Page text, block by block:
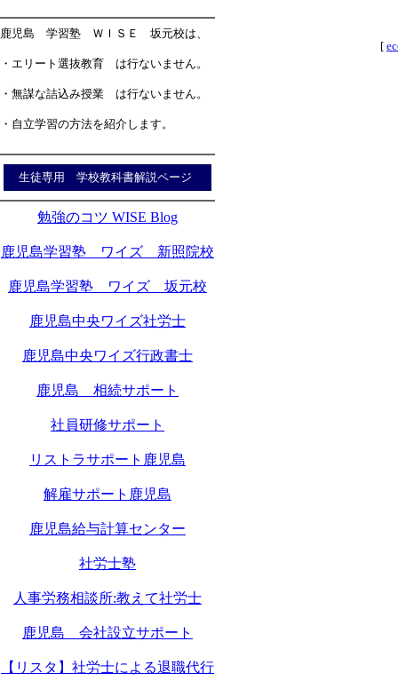
鹿児島 学習塾 ＷＩＳＥ 坂元校は、
・エリート選抜教育 は行ないません。
・無謀な詰込み授業 は行ないません。
・自立学習の方法を紹介します。
生徒専用 学校教科書解説ページ
勉強のコツ WISE Blog
鹿児島学習塾 ワイズ 新照院校
鹿児島学習塾 ワイズ 坂元校
鹿児島中央ワイズ社労士
鹿児島中央ワイズ行政書士
鹿児島 相続サポート
社員研修サポート
リストラサポート鹿児島
解雇サポート鹿児島
鹿児島給与計算センター
社労士塾
人事労務相談所:教えて社労士
鹿児島 会社設立サポート
【リスタ】社労士による退職代行
[